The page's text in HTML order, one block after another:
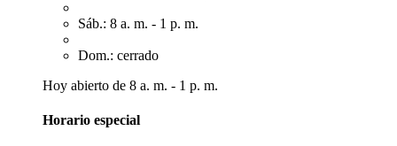
Sáb.: 8 a. m. - 1 p. m.
Dom.: cerrado
Hoy abierto de 8 a. m. - 1 p. m.
Horario especial